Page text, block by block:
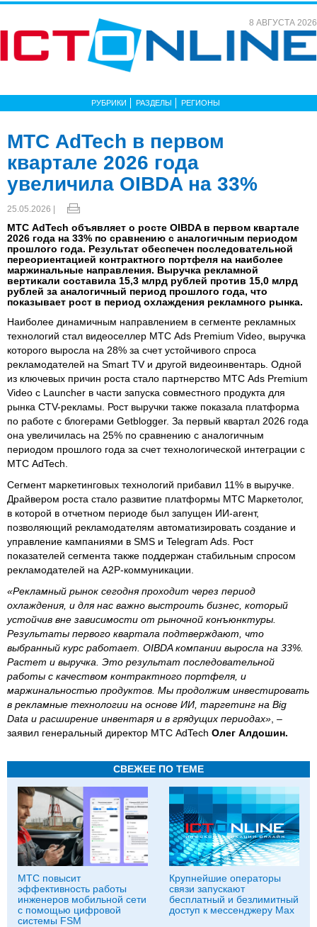
8 АВГУСТА 2026
РУБРИКИ РАЗДЕЛЫ РЕГИОНЫ
МТС AdTech в первом
квартале 2026 года
увеличила OIBDA на 33%
25.05.2026 |
МТС AdTech объявляет о росте OIBDA в первом квартале
2026 года на 33% по сравнению с аналогичным периодом
прошлого года. Результат обеспечен последовательной
переориентацией контрактного портфеля на наиболее
маржинальные направления. Выручка рекламной
вертикали составила 15,3 млрд рублей против 15,0 млрд
рублей за аналогичный период прошлого года, что
показывает рост в период охлаждения рекламного рынка.
Наиболее динамичным направлением в сегменте рекламных
технологий стал видеоселлер МТС Ads Premium Video, выручка
которого выросла на 28% за счет устойчивого спроса
рекламодателей на Smart TV и другой видеоинвентарь. Одной
из ключевых причин роста стало партнерство МТС Ads Premium
Video с Launcher в части запуска совместного продукта для
рынка CTV-рекламы. Рост выручки также показала платформа
по работе с блогерами Getblogger. За первый квартал 2026 года
она увеличилась на 25% по сравнению с аналогичным
периодом прошлого года за счет технологической интеграции с
МТС AdTech.
Сегмент маркетинговых технологий прибавил 11% в выручке.
Драйвером роста стало развитие платформы МТС Маркетолог,
в которой в отчетном периоде был запущен ИИ-агент,
позволяющий рекламодателям автоматизировать создание и
управление кампаниями в SMS и Telegram Ads. Рост
показателей сегмента также поддержан стабильным спросом
рекламодателей на A2P-коммуникации.
«Рекламный рынок сегодня проходит через период
охлаждения, и для нас важно выстроить бизнес, который
устойчив вне зависимости от рыночной конъюнктуры.
Результаты первого квартала подтверждают, что
выбранный курс работает. OIBDA компании выросла на 33%.
Растет и выручка. Это результат последовательной
работы с качеством контрактного портфеля, и
маржинальностью продуктов. Мы продолжим инвестировать
в рекламные технологии на основе ИИ, таргетинг на Big
Data и расширение инвентаря и в грядущих периодах» , –
заявил генеральный директор МТС AdTech Олег Алдошин.
СВЕЖЕЕ ПО ТЕМЕ
МТС повысит
эффективность работы
инженеров мобильной сети
с помощью цифровой
системы FSM
Крупнейшие операторы
связи запускают
бесплатный и безлимитный
доступ к мессенджеру Мах